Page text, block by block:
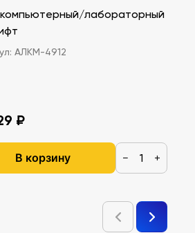
лабораторный
АЛКМ-4912
₽
В корзину − +